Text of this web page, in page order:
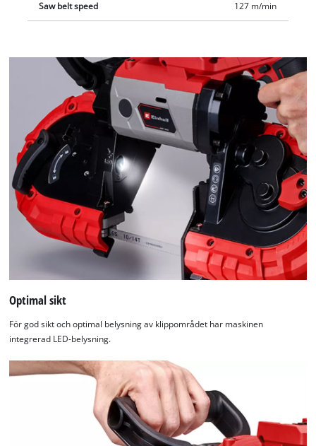
Saw belt speed 127 m/min
Optimal sikt
För god sikt och optimal belysning av klippområdet har maskinen
integrerad LED-belysning.